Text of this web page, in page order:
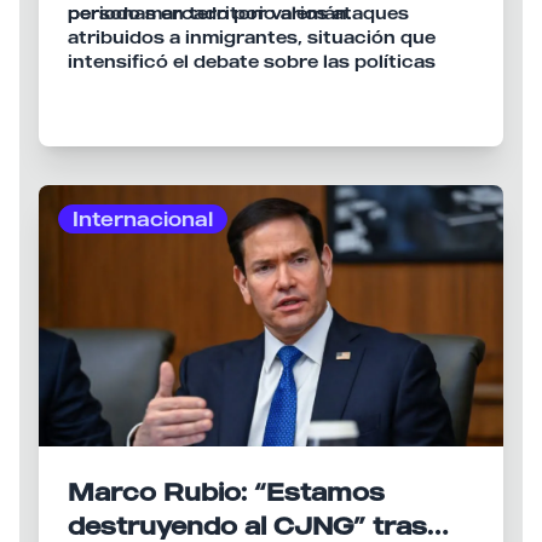
personas en territorio alemán.
periodo marcado por varios ataques
atribuidos a inmigrantes, situación que
intensificó el debate sobre las políticas
Internacional
Marco Rubio: “Estamos
destruyendo al CJNG” tras